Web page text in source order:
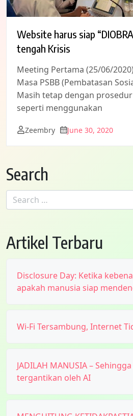
Website harus siap
tengah Krisis
Meeting Pertama (25/06/
Masa PSBB (Pembatasan
Masih tetap dengan
seperti menggunakan
Zeembry June 30, 2020
Search
Search
for:
Artikel Terbaru
Disclosure Day: Ketika
apakah manusia siap
Wi-Fi Tersambung, Internet
JADILAH MANUSIA –
tergantikan oleh AI